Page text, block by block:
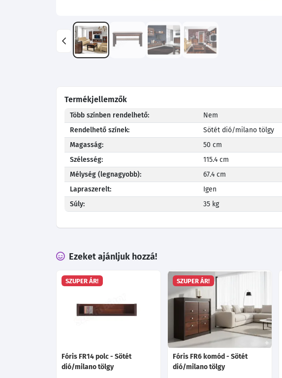
Termékjellemzők
Több színben rendelhető:
Nem
Rendelhető színek:
Sötét dió/milano tölgy
Magasság:
50 cm
Szélesség:
115.4 cm
Mélység (legnagyobb):
67.4 cm
Lapraszerelt:
Igen
Súly:
35 kg
Ezeket ajánljuk hozzá!
SZUPER ÁR!
Fóris FR14 polc - Sötét
dió/milano tölgy
SZUPER ÁR!
Fóris FR6 komód - Sötét
dió/milano tölgy